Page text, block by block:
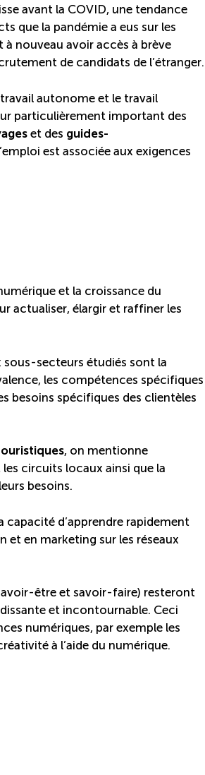
avant la COVID, une tendance
que la pandémie a eus sur les
nouveau avoir accès à brève
de candidats de l’étranger.
autonome et le travail
particulièrement important des
et des guides-
est associée aux exigences
et la croissance du
actualiser, élargir et raffiner les
sous-secteurs étudiés sont la
les compétences spécifiques
besoins spécifiques des clientèles
, on mentionne
circuits locaux ainsi que la
besoins.
capacité d’apprendre rapidement
et en marketing sur les réseaux
être et savoir-faire) resteront
et incontournable. Ceci
numériques, par exemple les
à l’aide du numérique.